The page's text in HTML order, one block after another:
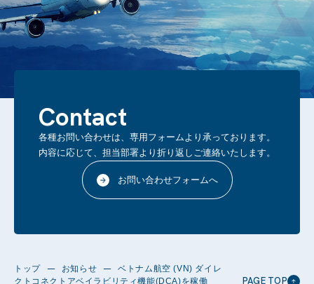
Contact
各種お問い合わせは、専用フォームより承っております。
内容に応じて、担当部署より折り返しご連絡いたします。
お問い合わせフォームへ
トップ お知らせ
ベトナム航空 (VN) ダイレ
クトコネクトアベイラビリティ機能(DCA)を稼働
PAGE TOP